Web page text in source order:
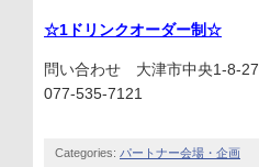
☆1ドリンクオーダー制☆
問い合わせ 大津市中央1-8-27
077-535-7121
Categories: パートナー会場・企画